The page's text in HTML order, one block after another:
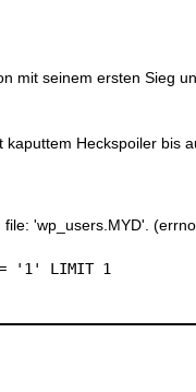
mit seinem ersten Sieg
kaputtem Heckspoiler bis
file: 'wp_users.MYD'.
= '1' LIMIT 1